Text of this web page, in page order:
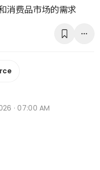
消费品市场的需求
· 07:00 AM